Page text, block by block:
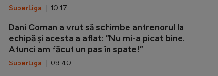
SuperLiga | 10:17
Dani Coman a vrut să schimbe antrenorul la
echipă și acesta a aflat: ”Nu mi-a picat bine.
Atunci am făcut un pas în spate!”
SuperLiga | 09:40